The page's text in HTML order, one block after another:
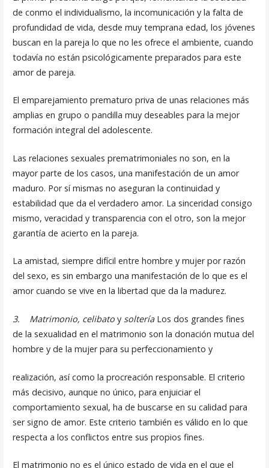
de con­mo el individualismo, la incomunicación y la falta de
profundidad de vida, desde muy temprana edad, los jóvenes
buscan en la pareja lo que no les ofrece el ambiente, cuando
todavía no están psicológicamente preparados para este
amor de pareja.
El emparejamiento prematuro priva de unas relaciones más
amplias en grupo o pandilla muy deseables para la mejor
formación integral del adolescente.
Las relaciones sexuales prematrimoniales no son, en la
mayor parte de los casos, una manifestación de un amor
maduro. Por sí mismas no aseguran la continuidad y
estabilidad que da el verdadero amor. La sin­ceridad consigo
mismo, veracidad y transparencia con el otro, son la mejor
garantía de acierto en la pareja.
La amistad, siempre difícil entre hombre y mujer por razón
del sexo, es sin embargo una manifestación de lo que es el
amor cuando se vive en la libertad que da la madurez.
3. Matrimonio, celibato y solteríaLos dos grandes fines
de la sexualidad en el matrimonio son la do­nación mutua del
hombre y de la mujer para su perfeccionamiento y
realización, así como la procreación responsable. El criterio
más deci­sivo, aunque no único, para enjuiciar el
comportamiento sexual, ha de buscarse en su calidad para
ser signo de amor. Este criterio también es válido en lo que
respecta a los conflictos entre sus propios fines.
El matrimonio no es el único estado de vida en el que el